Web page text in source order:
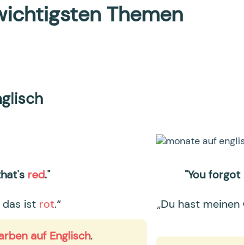
Themen
red."
das ist rot.“
auf Englisch.
"You
„Du hast